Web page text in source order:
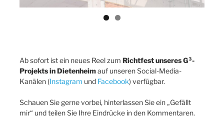
Ab sofort ist ein neues Reel zum Richtfest unseres G³-
Projekts in Dietenheimauf unseren Social-Media-
Kanälen (Instagram und Facebook) verfügbar.
Schauen Sie gerne vorbei, hinterlassen Sie ein „Gefällt
mir“ und teilen Sie Ihre Eindrücke in den Kommentaren.